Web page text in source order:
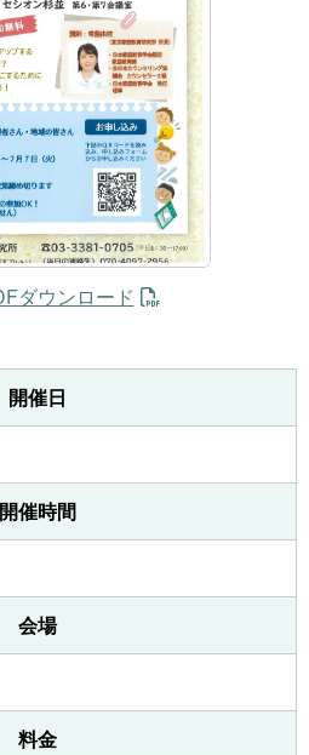
ダウンロード
開催日
開催時間
会場
料金